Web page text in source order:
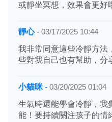
或靜坐冥想，效果會更好
靜心- 03/17/2025 10:44
我非常同意這些冷靜方法
些對我自己也有幫助，分
小貓咪 - 03/20/2025 01:04
生氣時還能學會冷靜，我
能！要持續關注孩子的情